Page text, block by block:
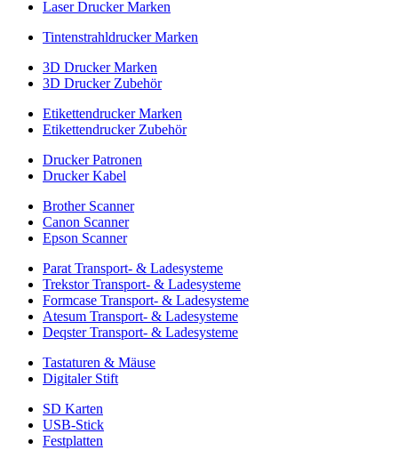
Laser Drucker Marken
Tintenstrahldrucker Marken
3D Drucker Marken
3D Drucker Zubehör
Etikettendrucker Marken
Etikettendrucker Zubehör
Drucker Patronen
Drucker Kabel
Brother Scanner
Canon Scanner
Epson Scanner
Parat Transport- & Ladesysteme
Trekstor Transport- & Ladesysteme
Formcase Transport- & Ladesysteme
Atesum Transport- & Ladesysteme
Deqster Transport- & Ladesysteme
Tastaturen & Mäuse
Digitaler Stift
SD Karten
USB-Stick
Festplatten